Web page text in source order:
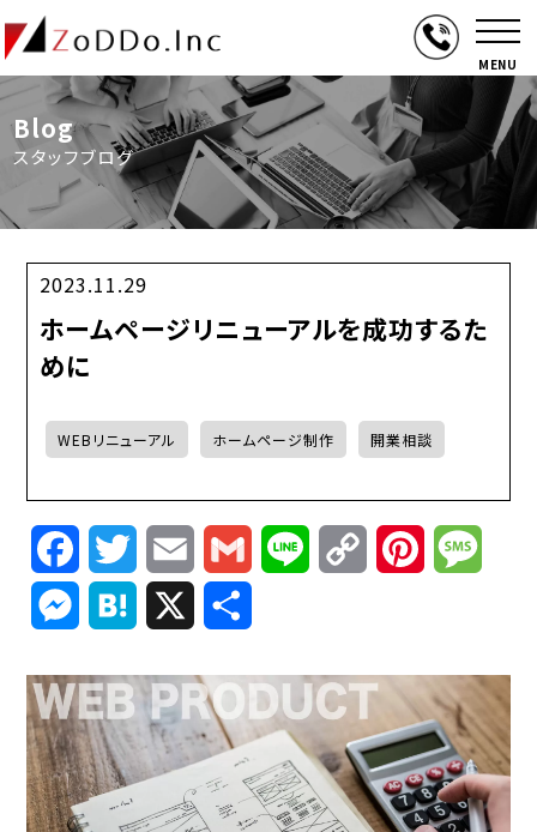
MENU
Blog
スタッフブログ
2023.11.29
ホームページリニューアルを成功するた
めに
WEBリニューアル ホームページ制作 開業相談
FacebookTwitterEmail Gmail Line
Copy
Link
Pinterest
Messenger
Hatena